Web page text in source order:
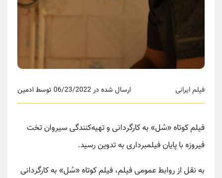
ارسال شده در 06/23/2022 توسط ادمین فیلم ایرانی
فیلم کوتاه «سُل» به کارگردانی و تهیه‌کنندگی سیروان تخت
فیروزه با پایان فیلمبرداری به تدوین رسید.
به نقل از روابط عمومی فیلم، فیلم کوتاه «سُل» به کارگردانی